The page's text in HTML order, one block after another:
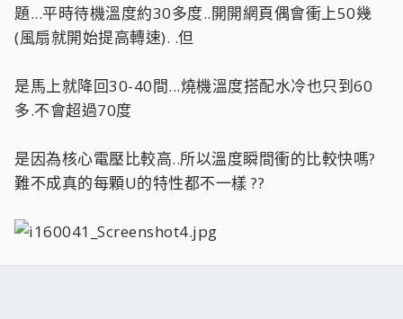
題...平時待機溫度約30多度..開開網頁偶會衝上50幾
(風扇就開始提高轉速). .但
是馬上就降回30-40間...燒機溫度搭配水冷也只到60
多.不會超過70度
是因為核心電壓比較高..所以溫度瞬間衝的比較快嗎?
難不成真的每顆U的特性都不一樣 ??